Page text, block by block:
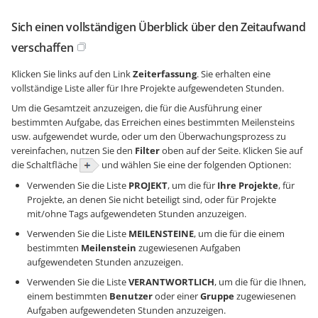
Sich einen vollständigen Überblick über den Zeitaufwand
verschaffen
Klicken Sie links auf den LinkZeiterfassung. Sie erhalten eine
vollständige Liste aller für Ihre Projekte aufgewendeten Stunden.
Um die Gesamtzeit anzuzeigen, die für die Ausführung einer
bestimmten Aufgabe, das Erreichen eines bestimmten Meilensteins
usw. aufgewendet wurde, oder um den Überwachungsprozess zu
vereinfachen, nutzen Sie den Filteroben auf der Seite. Klicken Sie auf
die Schaltfläche
und wählen Sie eine der folgenden Optionen:
Verwenden Sie die Liste PROJEKT, um die für Ihre Projekte, für
Projekte, an denen Sie nicht beteiligt sind, oder für Projekte
mit/ohne Tags aufgewendeten Stunden anzuzeigen.
Verwenden Sie die Liste MEILENSTEINE, um die für die einem
bestimmten Meilenstein zugewiesenen Aufgaben
aufgewendeten Stunden anzuzeigen.
Verwenden Sie die ListeVERANTWORTLICH, um die für die Ihnen,
einem bestimmten Benutzeroder einerGruppezugewiesenen
Aufgaben aufgewendeten Stunden anzuzeigen.